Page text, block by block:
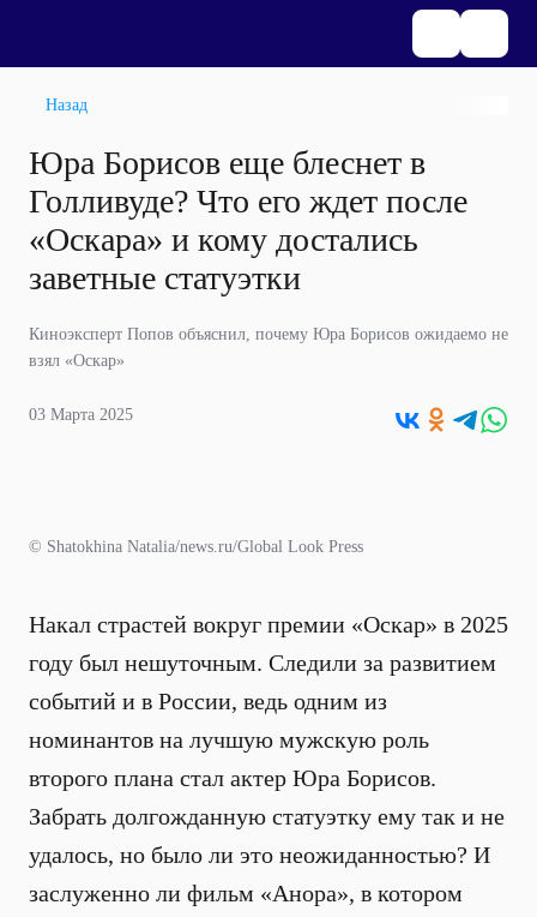
Назад
Юра Борисов еще блеснет в
Голливуде? Что его ждет после
«Оскара» и кому достались
заветные статуэтки
Киноэксперт Попов объяснил, почему Юра Борисов ожидаемо не
взял «Оскар»
03 Марта 2025
© Shatokhina Natalia/news.ru/Global Look Press
Накал страстей вокруг премии «Оскар» в 2025
году был нешуточным. Следили за развитием
событий и в России, ведь одним из
номинантов на лучшую мужскую роль
второго плана стал актер Юра Борисов.
Забрать долгожданную статуэтку ему так и не
удалось, но было ли это неожиданностью? И
заслуженно ли фильм «Анора», в котором